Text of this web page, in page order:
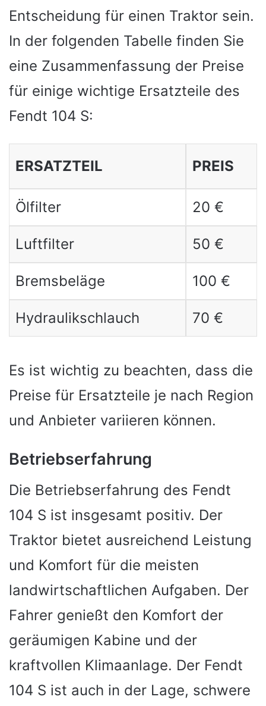
Entscheidung für einen Traktor sein.
In der folgenden Tabelle finden Sie
eine Zusammenfassung der Preise
für einige wichtige Ersatzteile des
Fendt 104 S:
ERSATZTEIL PREIS
Ölfilter 20 €
Luftfilter 50 €
Bremsbeläge 100 €
Hydraulikschlauch 70 €
Es ist wichtig zu beachten, dass die
Preise für Ersatzteile je nach Region
und Anbieter variieren können.
Betriebserfahrung
Die Betriebserfahrung des Fendt
104 S ist insgesamt positiv. Der
Traktor bietet ausreichend Leistung
und Komfort für die meisten
landwirtschaftlichen Aufgaben. Der
Fahrer genießt den Komfort der
geräumigen Kabine und der
kraftvollen Klimaanlage. Der Fendt
104 S ist auch in der Lage, schwere